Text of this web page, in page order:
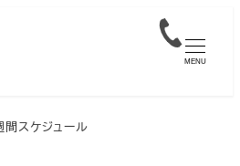
MENU
間スケジュール